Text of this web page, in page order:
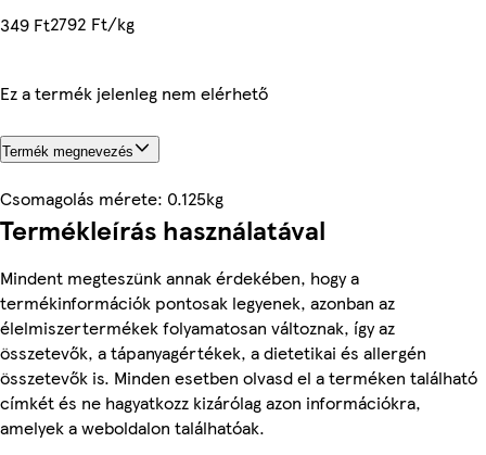
349 Ft2792 Ft/kg
Ez a termék jelenleg nem elérhető
Termék megnevezés
Csomagolás mérete: 0.125kg
Termékleírás használatával
Mindent megteszünk annak érdekében, hogy a
termékinformációk pontosak legyenek, azonban az
élelmiszertermékek folyamatosan változnak, így az
összetevők, a tápanyagértékek, a dietetikai és allergén
összetevők is. Minden esetben olvasd el a terméken található
címkét és ne hagyatkozz kizárólag azon információkra,
amelyek a weboldalon találhatóak.